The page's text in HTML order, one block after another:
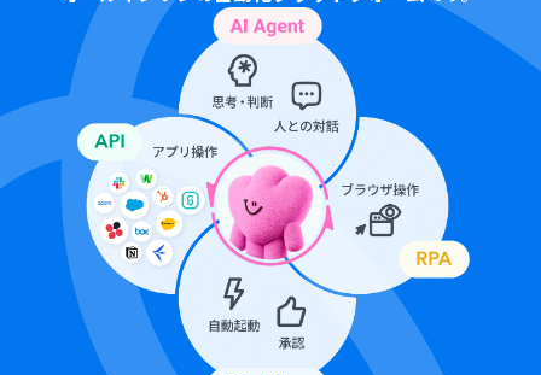
い。
パーソナルプラン・ミニプラン・チームプラン・サクセス
プランなどの有料プランは、2週間の無料トライアルを行
うことが可能です。無料トライアル中には制限対象のアプ
リを使用することができます。
AIワーカーの基本設定は「【AIワーカー】基本的な設定方
法」をご参照ください。
AIワーカーの同時実行数・作成可能なAIワーカー数・利用
可能なAIモデルはご契約中のプランによって異なります。
AIワーカー内でご利用いただけるアプリやオペレーション
等はフローボットの利用制限と同様です。
AIワーカーは、テスト実行でも本番実行と同様にタスクを
消費しますのでご注意ください。詳細は「 【AIワーカー】
タスク実行数の計算方法 」ご参照ください。
AIワーカーはスキルを詳細に設定することで適切な処理を